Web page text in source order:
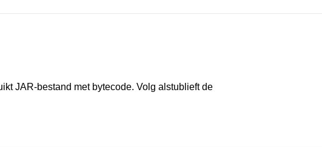
JAR-bestand met bytecode. Volg alstublieft de